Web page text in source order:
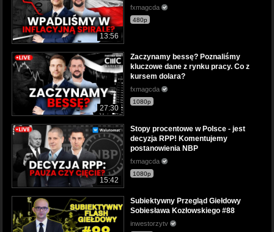
13:56
fxmagcda
480p
27:30
Zaczynamy bessę? Poznaliśmy
kluczowe dane z rynku pracy. Co z
kursem dolara?
fxmagcda
1080p
15:42
Stopy procentowe w Polsce - jest
decyzja RPP! Komentujemy
postanowienia NBP
fxmagcda
1080p
Subiektywny Przegląd Giełdowy
Sobiesława Kozłowskiego #88
inwestorzytv